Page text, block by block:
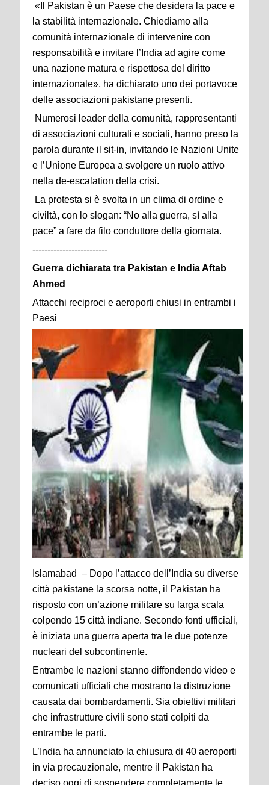
«Il Pakistan è un Paese che desidera la pace e
la stabilità internazionale. Chiediamo alla
comunità internazionale di intervenire con
responsabilità e invitare l’India ad agire come
una nazione matura e rispettosa del diritto
internazionale», ha dichiarato uno dei portavoce
delle associazioni pakistane presenti.
Numerosi leader della comunità, rappresentanti
di associazioni culturali e sociali, hanno preso la
parola durante il sit-in, invitando le Nazioni Unite
e l’Unione Europea a svolgere un ruolo attivo
nella de-escalation della crisi.
La protesta si è svolta in un clima di ordine e
civiltà, con lo slogan: “No alla guerra, sì alla
pace” a fare da filo conduttore della giornata.
-------------------------
Guerra dichiarata tra Pakistan e India Aftab
Ahmed
Attacchi reciproci e aeroporti chiusi in entrambi i
Paesi
Islamabad – Dopo l’attacco dell’India su diverse
città pakistane la scorsa notte, il Pakistan ha
risposto con un’azione militare su larga scala
colpendo 15 città indiane. Secondo fonti ufficiali,
è iniziata una guerra aperta tra le due potenze
nucleari del subcontinente.
Entrambe le nazioni stanno diffondendo video e
comunicati ufficiali che mostrano la distruzione
causata dai bombardamenti. Sia obiettivi militari
che infrastrutture civili sono stati colpiti da
entrambe le parti.
L’India ha annunciato la chiusura di 40 aeroporti
in via precauzionale, mentre il Pakistan ha
deciso oggi di sospendere completamente le